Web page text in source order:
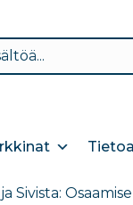
ja Sivista: